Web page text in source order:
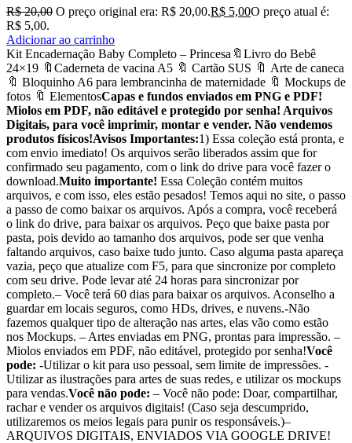
R$20,00 O preço original era: R$ 20,00.R$ 5,00O preço atual é:
R$ 5,00.
Adicionar ao carrinho
Kit Encadernação Baby Completo – Princesa🔖Livro do Bebê
24×19 🔖Caderneta de vacina A5 🔖 Cartão SUS 🔖 Arte de caneca
🔖 Bloquinho A6 para lembrancinha de maternidade 🔖 Mockups de
fotos 🔖 ElementosCapas e fundos enviados em PNG e PDF!
Miolos em PDF, não editável e protegido por senha! Arquivos
Digitais, para você imprimir, montar e vender. Não vendemos
produtos físicos!Avisos Importantes:1) Essa coleção está pronta, e
com envio imediato! Os arquivos serão liberados assim que for
confirmado seu pagamento, com o link do drive para você fazer o
download.Muito importante! Essa Coleção contém muitos
arquivos, e com isso, eles estão pesados! Temos aqui no site, o passo
a passo de como baixar os arquivos. Após a compra, você receberá
o link do drive, para baixar os arquivos. Peço que baixe pasta por
pasta, pois devido ao tamanho dos arquivos, pode ser que venha
faltando arquivos, caso baixe tudo junto. Caso alguma pasta apareça
vazia, peço que atualize com F5, para que sincronize por completo
com seu drive. Pode levar até 24 horas para sincronizar por
completo.– Você terá 60 dias para baixar os arquivos. Aconselho a
guardar em locais seguros, como HDs, drives, e nuvens.-Não
fazemos qualquer tipo de alteração nas artes, elas vão como estão
nos Mockups. – Artes enviadas em PNG, prontas para impressão. –
Miolos enviados em PDF, não editável, protegido por senha!Você
pode: -Utilizar o kit para uso pessoal, sem limite de impressões. -
Utilizar as ilustrações para artes de suas redes, e utilizar os mockups
para vendas.Você não pode: – Você não pode: Doar, compartilhar,
rachar e vender os arquivos digitais! (Caso seja descumprido,
utilizaremos os meios legais para punir os responsáveis.)–
ARQUIVOS DIGITAIS, ENVIADOS VIA GOOGLE DRIVE!